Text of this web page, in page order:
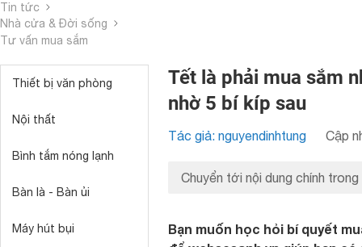
Tin tức
Nhà cửa & Đời sống
Tư vấn mua sắm
Thiết bị văn phòng
Nội thất
Bình tắm nóng lạnh
Bàn là - Bàn ủi
Máy hút bụi
Tết là phải mua sắm
nhờ 5 bí kíp sau
Tác giả: nguyendinhtung Cập
Chuyển tới nội dung chính
Bạn muốn học hỏi bí quyết